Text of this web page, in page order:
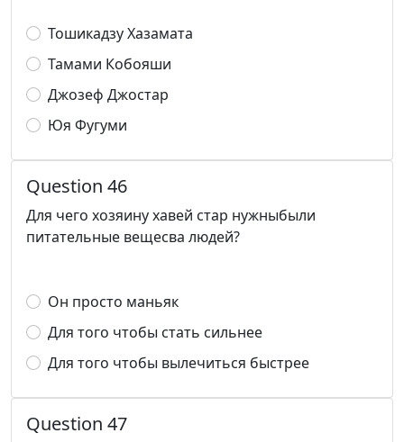
Тошикадзу Хазамата
Тамами Кобояши
Джозеф Джостар
Юя Фугуми
Question 46
Для чего хозяину хавей стар нужныбыли
питательные вещесва людей?
Он просто маньяк
Для того чтобы стать сильнее
Для того чтобы вылечиться быстрее
Question 47